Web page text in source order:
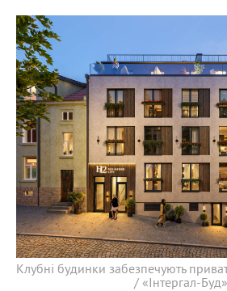
Клубні будинки забезпечують
/ «Інтергал-Буд»